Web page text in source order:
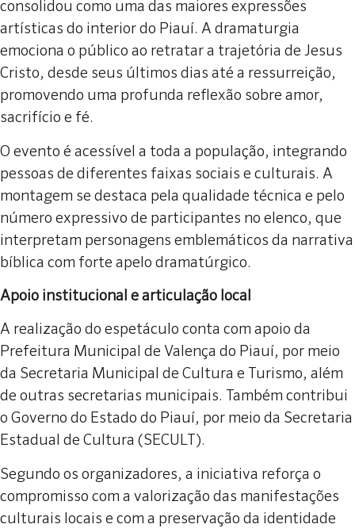
consolidou como uma das maiores expressões
artísticas do interior do Piauí. A dramaturgia
emociona o público ao retratar a trajetória de Jesus
Cristo, desde seus últimos dias até a ressurreição,
promovendo uma profunda reflexão sobre amor,
sacrifício e fé.
O evento é acessível a toda a população, integrando
pessoas de diferentes faixas sociais e culturais. A
montagem se destaca pela qualidade técnica e pelo
número expressivo de participantes no elenco, que
interpretam personagens emblemáticos da narrativa
bíblica com forte apelo dramatúrgico.
Apoio institucional e articulação local
A realização do espetáculo conta com apoio da
Prefeitura Municipal de Valença do Piauí, por meio
da Secretaria Municipal de Cultura e Turismo, além
de outras secretarias municipais. Também contribui
o Governo do Estado do Piauí, por meio da Secretaria
Estadual de Cultura (SECULT).
Segundo os organizadores, a iniciativa reforça o
compromisso com a valorização das manifestações
culturais locais e com a preservação da identidade